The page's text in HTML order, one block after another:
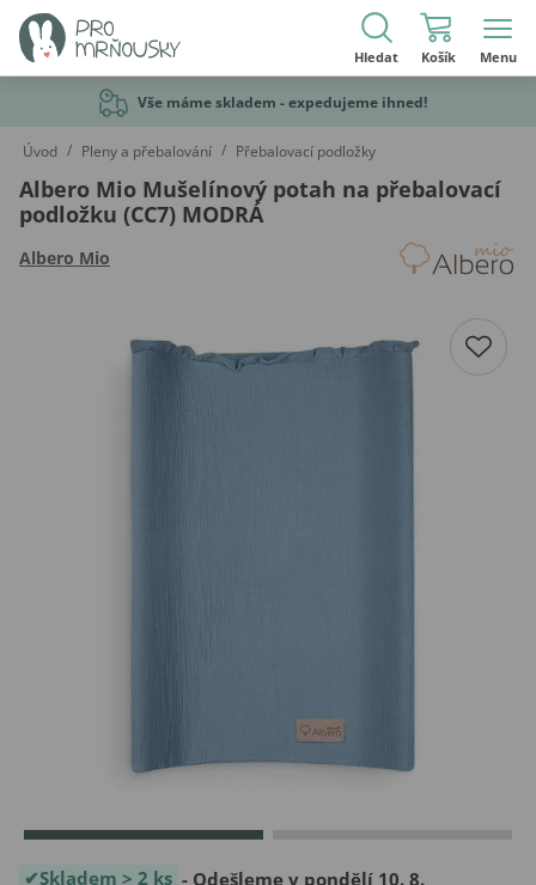
Hledat Košík Menu
Vše máme skladem - expedujeme ihned!
Úvod / Pleny a přebalování / Přebalovací podložky
Albero Mio Mušelínový potah na přebalovací
podložku (CC7) MODRÁ
Albero Mio
Skladem > 2 ks - Odešleme v pondělí 10. 8.